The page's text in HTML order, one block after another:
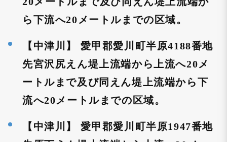
ら下流へ20メートルまでの区域。
【中津川】 愛甲郡愛川町半原4188番地
先宮沢尻えん堤上流端から上流へ20メ
ートルまで及び同えん堤上流端から下
流へ20メートルまでの区域。
【中津川】 愛甲郡愛川町半原1947番地